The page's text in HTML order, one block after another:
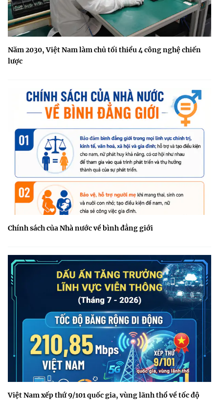
Năm 2030, Việt Nam làm chủ tối thiểu 4 công nghệ chiến
lược
Chính sách của Nhà nước về bình đẳng giới
Việt Nam xếp thứ 9/101 quốc gia, vùng lãnh thổ về tốc độ